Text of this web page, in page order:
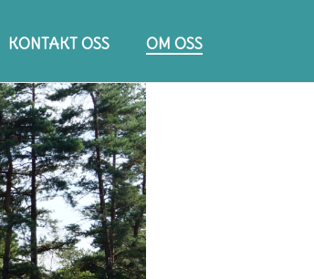
KONTAKT OSS OM OSS